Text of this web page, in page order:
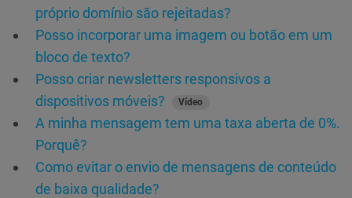
próprio domínio são rejeitadas?
Posso incorporar uma imagem ou botão em um
bloco de texto?
Posso criar newsletters responsivos a
dispositivos móveis?
Vídeo
A minha mensagem tem uma taxa aberta de 0%.
Porquê?
Como evitar o envio de mensagens de conteúdo
de baixa qualidade?